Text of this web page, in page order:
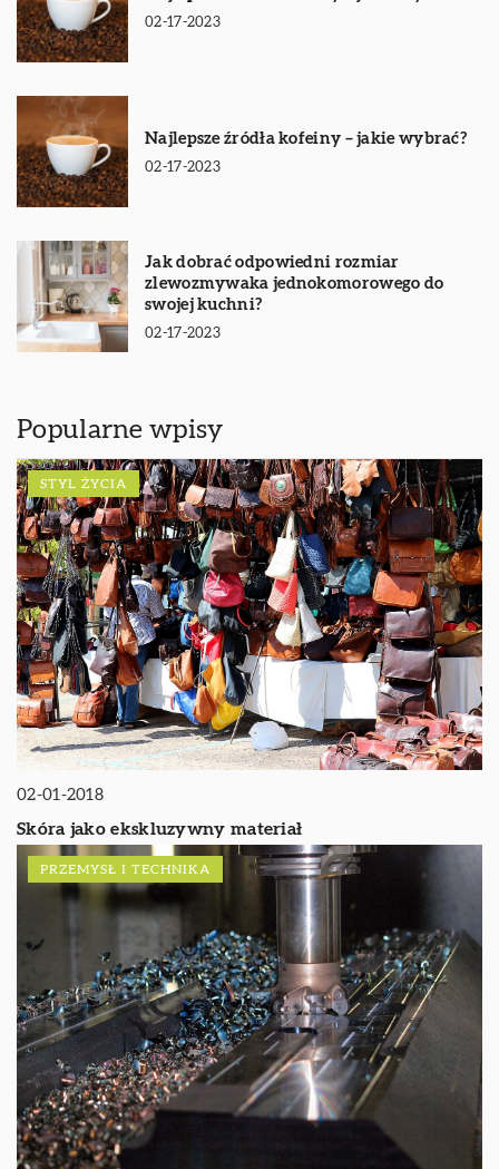
02-17-2023
Najlepsze źródła kofeiny – jakie wybrać?
02-17-2023
Jak dobrać odpowiedni rozmiar
zlewozmywaka jednokomorowego do
swojej kuchni?
02-17-2023
Popularne wpisy
STYL ŻYCIA
02-01-2018
Skóra jako ekskluzywny materiał
PRZEMYSŁ I TECHNIKA